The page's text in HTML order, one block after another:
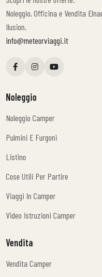
Noleggio, Officina e Vendita
Ilusion.
info@meteorviaggi.it
Noleggio
Noleggio Camper
Pulmini E Furgoni
Listino
Cose Utili Per Partire
Viaggi In Camper
Video Istruzioni Camper
Vendita
Vendita Camper